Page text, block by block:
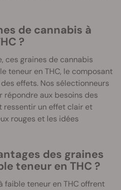
de cannabis à
?
ces graines de cannabis
teneur en THC, le composant
effets. Nos sélectionneurs
répondre aux besoins des
ressentir un effet clair et
rouges et les idées
des graines
teneur en THC ?
faible teneur en THC offrent